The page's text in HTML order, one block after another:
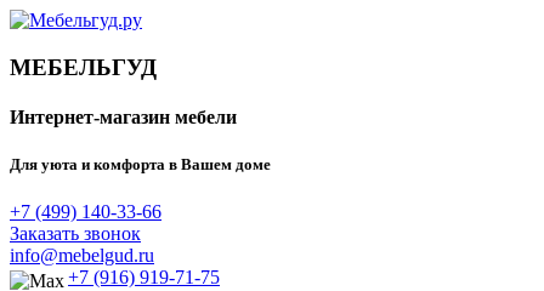
МЕБЕЛЬГУД
Интернет-магазин мебели
Для уюта и комфорта в Вашем доме
+7 (499) 140-33-66
Заказать звонок
info@mebelgud.ru
+7 (916) 919-71-75